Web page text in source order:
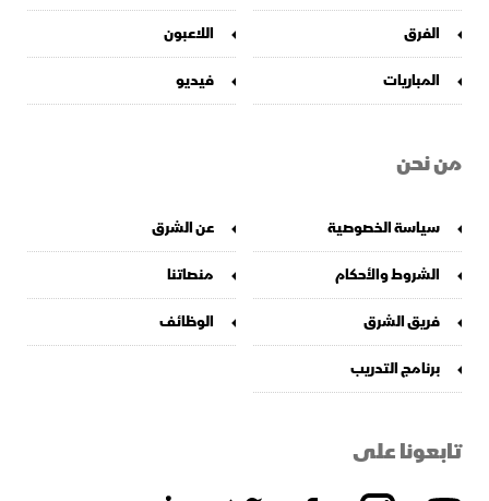
الفرق
اللاعبون
المباريات
فيديو
من نحن
سياسة الخصوصية
عن الشرق
الشروط والأحكام
منصاتنا
فريق الشرق
الوظائف
برنامج التدريب
تابعونا على